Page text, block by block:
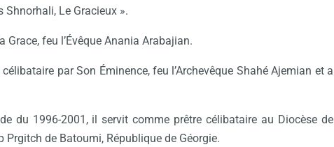
Shnorhali, Le Gracieux ».
Grace, feu l’Évêque Anania Arabajian.
par Son Éminence, feu l’Archevêque Shahé Ajemian et a
du 1996-2001, il servit comme prêtre célibataire au Diocèse de
Prgitch de Batoumi, République de Géorgie.